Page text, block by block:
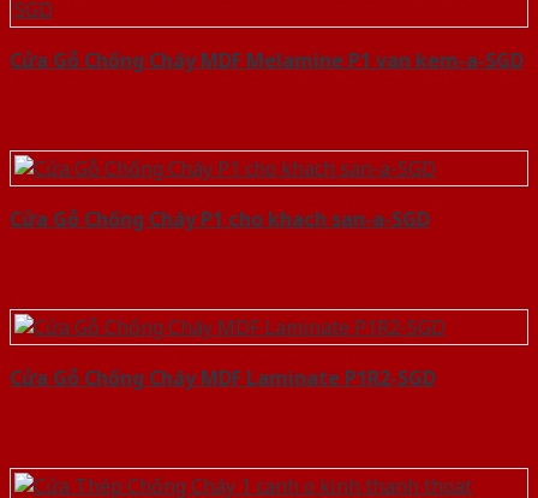
Cửa Gỗ Chống Cháy MDF Melamine P1 van kem-a-SGD
Cửa Gỗ Chống Cháy P1 cho khach san-a-SGD
Cửa Gỗ Chống Cháy MDF Laminate P1R2-SGD